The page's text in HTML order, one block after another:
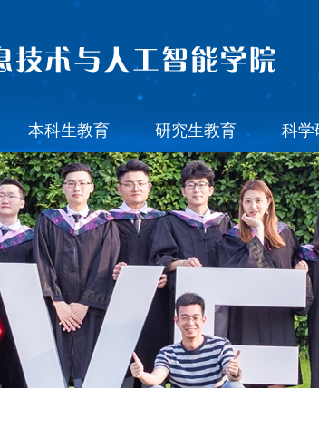
本科生教育 研究生教育 科学